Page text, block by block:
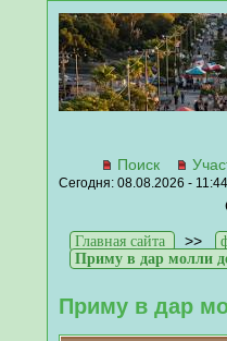
Поиск
Сегодня: 08.08.2026 -
Главная сайта >>
Приму в дар молли
Приму в дар